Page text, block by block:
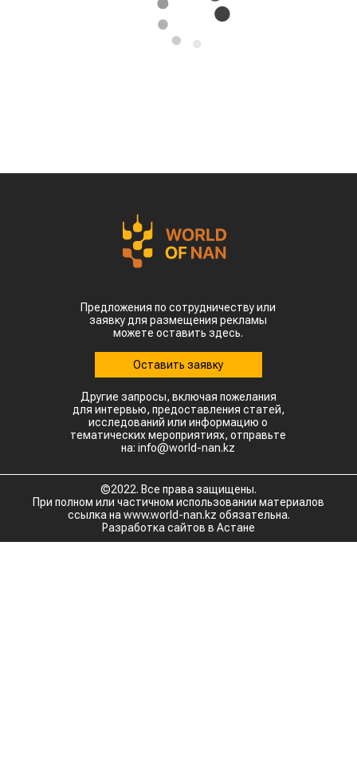
Предложения по сотрудничеству или
заявку для размещения рекламы
можете оставить здесь.
Оставить заявку
Другие запросы, включая пожелания
для интервью, предоставления статей,
исследований или информацию о
тематических мероприятиях, отправьте
на: info@world-nan.kz
©2022. Все права защищены.
При полном или частичном использовании материалов
ссылка на www.world-nan.kz обязательна.
Разработка сайтов в Астане